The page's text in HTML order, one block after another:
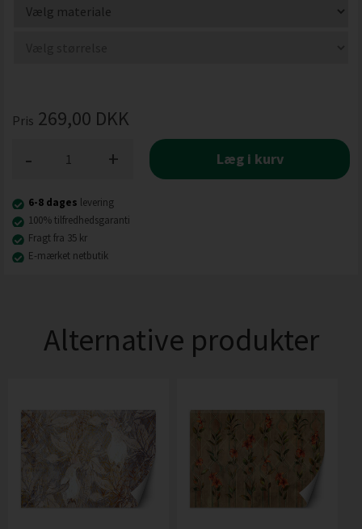
Pris 269,00 DKK
+
- Læg i kurv
6-8 dages levering
100% tilfredhedsgaranti
Fragt fra 35 kr
E-mærket netbutik
Alternative produkter